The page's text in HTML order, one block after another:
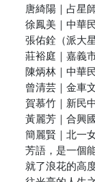
唐綺陽｜占星
徐鳳美｜中華
張佑銓（派大
莊裕庭｜嘉義
陳炳林｜中華
曾清芸｜金車
賀慕竹｜新民
黃麗芳｜合興
簡麗賢｜北一
芳語，是一個
就了浪花的高